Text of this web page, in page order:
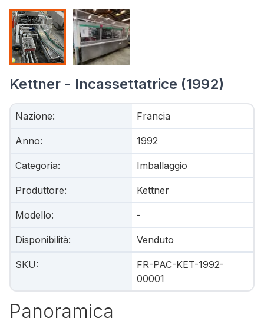
Kettner - Incassettatrice (1992)
Nazione: Francia
Anno: 1992
Categoria: Imballaggio
Produttore: Kettner
Modello: -
Disponibilità: Venduto
SKU:
FR-PAC-KET-1992-
00001
Panoramica